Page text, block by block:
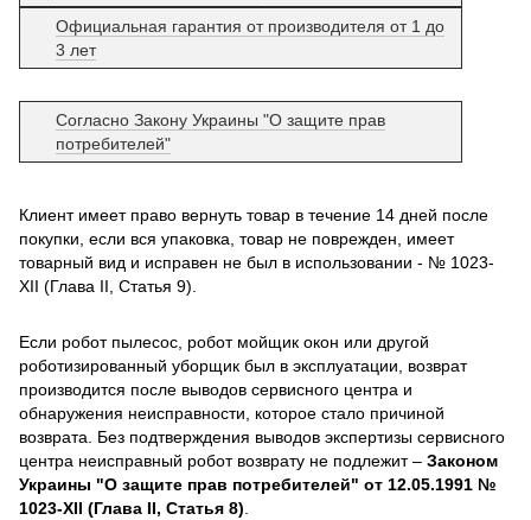
Официальная гарантия от производителя от 1 до
3 лет
Согласно Закону Украины "О защите прав
потребителей"
Клиент имеет право вернуть товар в течение 14 дней после
покупки, если вся упаковка, товар не поврежден, имеет
товарный вид и исправен не был в использовании - № 1023-
XII (Глава II, Статья 9).
Если робот пылесос, робот мойщик окон или другой
роботизированный уборщик был в эксплуатации, возврат
производится после выводов сервисного центра и
обнаружения неисправности, которое стало причиной
возврата. Без подтверждения выводов экспертизы сервисного
центра неисправный робот возврату не подлежит – Законом
Украины "О защите прав потребителей" от 12.05.1991 №
1023-XII (Глава II, Статья 8)